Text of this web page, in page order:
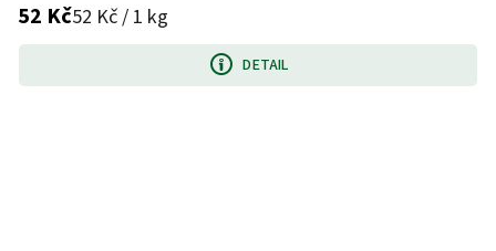
52 Kč52 Kč / 1 kg
DETAIL